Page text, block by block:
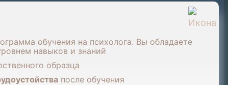
обучения на психолога. Вы обладаете
навыков и знаний
образца
после обучения